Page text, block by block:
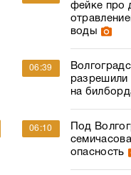
фейке про
воды
06:39
разрешили
на
06:10
Под
опасность